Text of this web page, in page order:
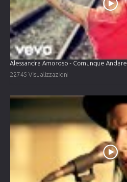
Alessandra Amoroso - Comunque Andare
22745 Visualizzazioni